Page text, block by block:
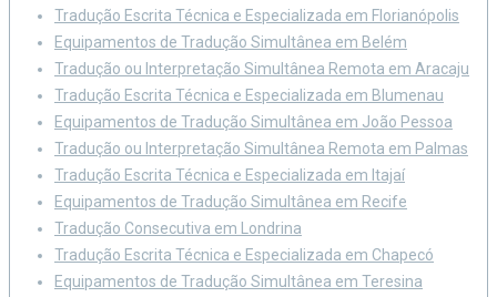
Tradução Escrita Técnica e Especializada em Florianópolis
Equipamentos de Tradução Simultânea em Belém
Tradução ou Interpretação Simultânea Remota em Aracaju
Tradução Escrita Técnica e Especializada em Blumenau
Equipamentos de Tradução Simultânea em João Pessoa
Tradução ou Interpretação Simultânea Remota em Palmas
Tradução Escrita Técnica e Especializada em Itajaí
Equipamentos de Tradução Simultânea em Recife
Tradução Consecutiva em Londrina
Tradução Escrita Técnica e Especializada em Chapecó
Equipamentos de Tradução Simultânea em Teresina